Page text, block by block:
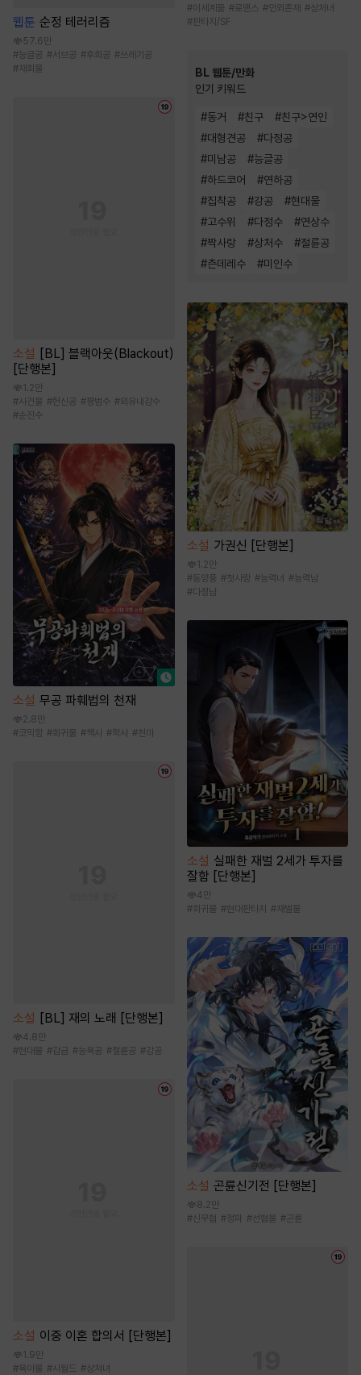
웹툰 순정 테러리즘
57.6만
#능글공 #서브공 #후회공 #쓰레기공
# 재회물
소설 [BL] 블랙아웃(Blackout)
[단행본]
1.2만
#사건물 #헌신공 #평범수 #외유내강수
#순진수
소설 무공 파훼법의 천재
2.8만
#코믹함 #회귀물 # 책사 #학사 #천마
소설 [BL] 재의 노래 [단행본]
4.8만
#현대물 #감금 #능욕공 #절륜공 #강공
소설 이중 이혼 합의서 [단행본]
1.9만
#육아물 #시월드 #상처녀
#이세계물 #로맨스 #인외존재 #상처녀
#판타지/SF
BL 웹툰/만화
인기 키워드
#동거 #친구 #친구>연인
#대형견공 #다정공
#미남공 #능글공
#하드코어 #연하공
#집착공 #강공 #현대물
#고수위 #다정수 #연상수
#짝사랑 #상처수 #절륜공
#츤데레수 #미인수
소설 가권신 [단행본]
1.2만
#동양풍 #첫사랑 #능력녀 #능력남
#다정남
소설 실패한 재벌 2세가 투자를
잘함 [단행본]
4만
#회귀물 #현대판타지 #재벌물
소설 곤륜신기전 [단행본]
8.2만
#신무협 #정파 #선협물 #곤륜